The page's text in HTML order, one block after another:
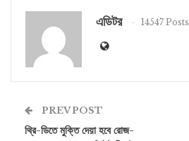
এডিটর 14547 Posts
PREV POST
থ্রি-ডিতে মুক্তি দেয়া হবে রোজ-